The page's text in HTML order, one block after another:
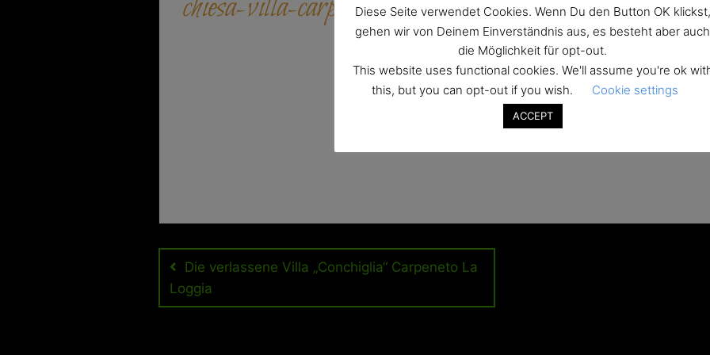
Beitragsnavigation
Die verlassene Villa „Conchiglia“ Carpeneto La
Loggia
Diese Seite verwendet Cookies. Wenn Du den Button OK klickst,
gehen wir von Deinem Einverständnis aus, es besteht aber auch
die Möglichkeit für opt-out.
This website uses functional cookies. We'll assume you're ok
this, but you can opt-out if you wish.
Cookie settings
ACCEPT